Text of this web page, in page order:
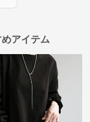
アイテム